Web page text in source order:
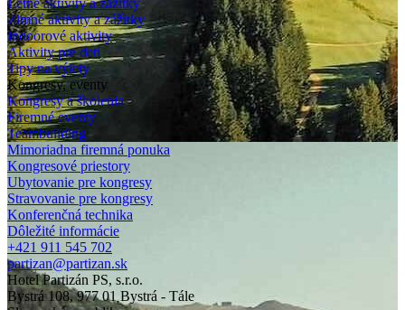
Letné aktivity a zážitky
Zimné aktivity a zážitky
Indoorové aktivity
Aktivity pre deti
Tipy na výlety
Kongresy, eventy
Kongresy a školenia
Firemné eventy
Teambuilding
Mimoriadna firemná ponuka
Kongresové priestory
Ubytovanie pre kongresy
Stravovanie pre kongresy
Konferenčná technika
Dôležité informácie
+421 911 545 702
partizan@partizan.sk
Hotel Partizán PS, s.r.o.
Bystrá 108, 977 01 Bystrá - Tále